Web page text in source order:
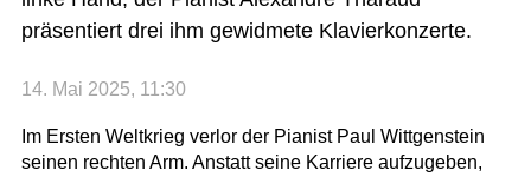
präsentiert drei ihm gewidmete Klavierkonzerte.
14. Mai 2025, 11:30
Im Ersten Weltkrieg verlor der Pianist Paul Wittgenstein
seinen rechten Arm. Anstatt seine Karriere aufzugeben,